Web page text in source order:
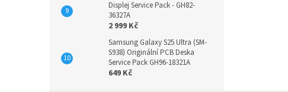
Displej Service Pack - GH82-
36327A
2 999 Kč
Samsung Galaxy S25 Ultra (SM-
S938) Originální PCB Deska
Service Pack GH96-18321A
649 Kč